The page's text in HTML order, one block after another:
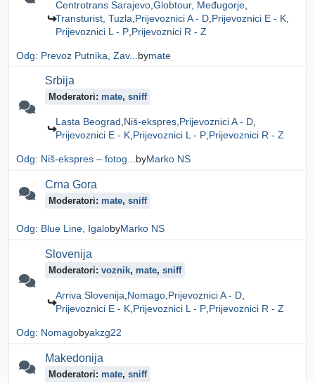
Centrotrans Sarajevo Globtour, Međugorje
Transturist, Tuzla Prijevoznici A - D Prijevoznici E - K
Prijevoznici L - P Prijevoznici R - Z
Odg: Prevoz Putnika, Zav... bymate
Srbija
Moderatori: mate, sniff
Lasta Beograd Niš-ekspres Prijevoznici A - D
Prijevoznici E - K Prijevoznici L - P Prijevoznici R - Z
Odg: Niš-ekspres – fotog... byMarko NS
Crna Gora
Moderatori: mate, sniff
Odg: Blue Line, IgalobyMarko NS
Slovenija
Moderatori: voznik, mate, sniff
Arriva Slovenija Nomago Prijevoznici A - D
Prijevoznici E - K Prijevoznici L - P Prijevoznici R - Z
Odg: Nomagobyakzg22
Makedonija
Moderatori: mate, sniff